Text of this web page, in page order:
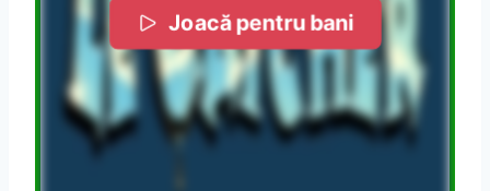
Joacă pentru bani